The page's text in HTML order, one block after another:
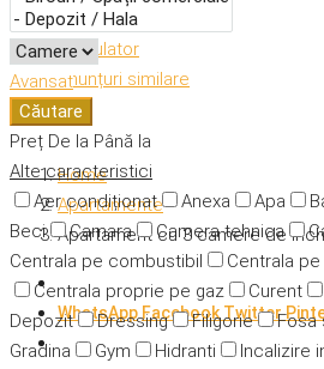
Avansat
Căutare
Preț De la Până la
Alte caracteristici
Aer condiționat
Anexa Apa
Beci
Camara Camera tehnica
Centrala pe combustibil
Centrala
Centrala proprie pe gaz
Curent
Depozit
Dressing Filigorie Fosa
Gradina
Gym Hidranti Incalizire
Detalii
Calculator
Anunțuri similare
Home
Apartamente
Apartament cu 3 camere de
WhatsApp Facebook Twitter